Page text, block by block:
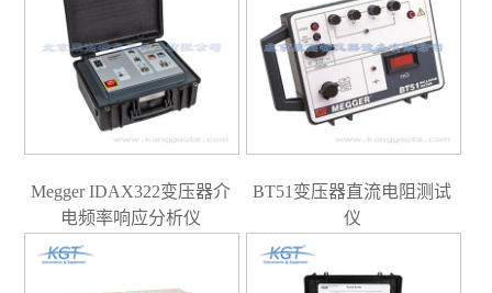
Megger IDAX322变压器介
电频率响应分析仪
BT51变压器直流电阻测试
仪